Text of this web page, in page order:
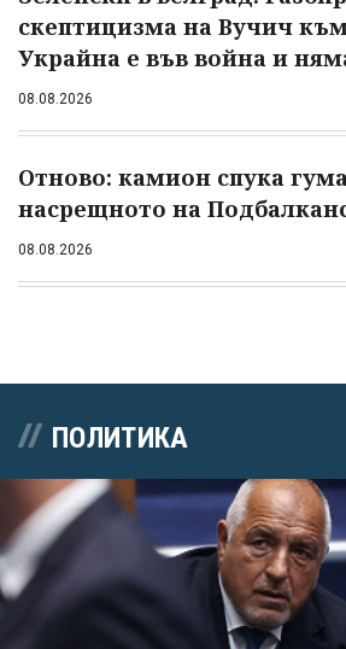
скептицизма на Вучич
Украйна е във война и
08.08.2026
Отново: камион спука
насрещното на
08.08.2026
ПОЛИТИКА